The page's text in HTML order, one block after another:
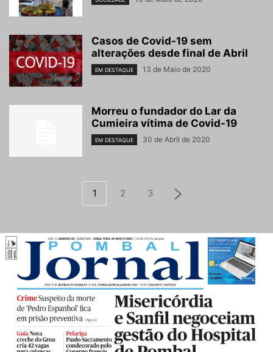
Casos de Covid-19 sem
alterações desde final de Abril
EM DESTAQUE 13 de Maio de 2020
Morreu o fundador do Lar da
Cumieira vítima de Covid-19
EM DESTAQUE 30 de Abril de 2020
1 2 3